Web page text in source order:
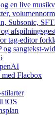
en live
Subsonic,
tag-editor
sangtekst-
Flacbox
iOS